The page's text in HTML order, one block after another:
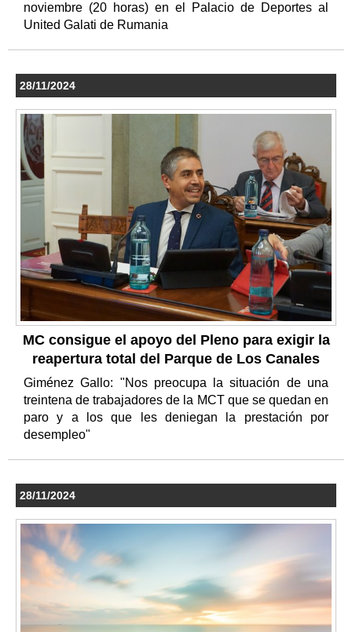
noviembre (20 horas) en el Palacio de Deportes al
United Galati de Rumania
28/11/2024
MC consigue el apoyo del Pleno para exigir la
reapertura total del Parque de Los Canales
Giménez Gallo: "Nos preocupa la situación de una
treintena de trabajadores de la MCT que se quedan en
paro y a los que les deniegan la prestación por
desempleo"
28/11/2024